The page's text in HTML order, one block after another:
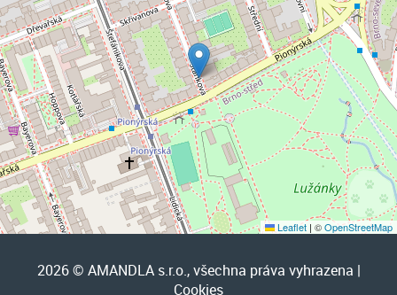
Leaflet | ©OpenStreetMap
2026 © AMANDLA s.r.o., všechna práva vyhrazena |
Cookies